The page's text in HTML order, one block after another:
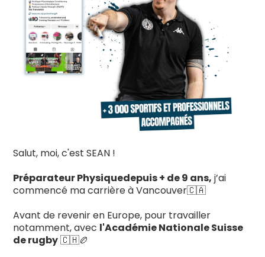
Salut, moi, c'est SEAN !
Préparateur Physiquedepuis + de 9 ans, j’ai
commencé ma carrière à Vancouver🇨🇦
Avant de revenir en Europe, pour travailler
notamment, avec l'Académie Nationale Suisse
de rugby🇨🇭🏉